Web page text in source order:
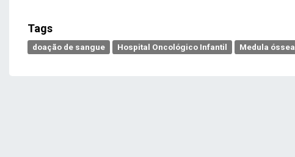
Tags
doação de sangue Hospital Oncológico Infantil Medula óssea